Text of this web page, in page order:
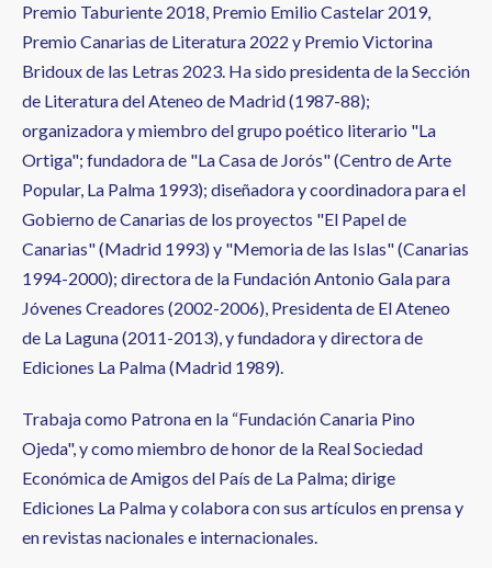
Premio Taburiente 2018, Premio Emilio Castelar 2019,
Premio Canarias de Literatura 2022 y Premio Victorina
Bridoux de las Letras 2023. Ha sido presidenta de la Sección
de Literatura del Ateneo de Madrid (1987-88);
organizadora y miembro del grupo poético literario "La
Ortiga"; fundadora de "La Casa de Jorós" (Centro de Arte
Popular, La Palma 1993); diseñadora y coordinadora para el
Gobierno de Canarias de los proyectos "El Papel de
Canarias" (Madrid 1993) y "Memoria de las Islas" (Canarias
1994-2000); directora de la Fundación Antonio Gala para
Jóvenes Creadores (2002-2006), Presidenta de El Ateneo
de La Laguna (2011-2013), y fundadora y directora de
Ediciones La Palma (Madrid 1989).
Trabaja como Patrona en la “Fundación Canaria Pino
Ojeda", y como miembro de honor de la Real Sociedad
Económica de Amigos del País de La Palma; dirige
Ediciones La Palma y colabora con sus artículos en prensa y
en revistas nacionales e internacionales.